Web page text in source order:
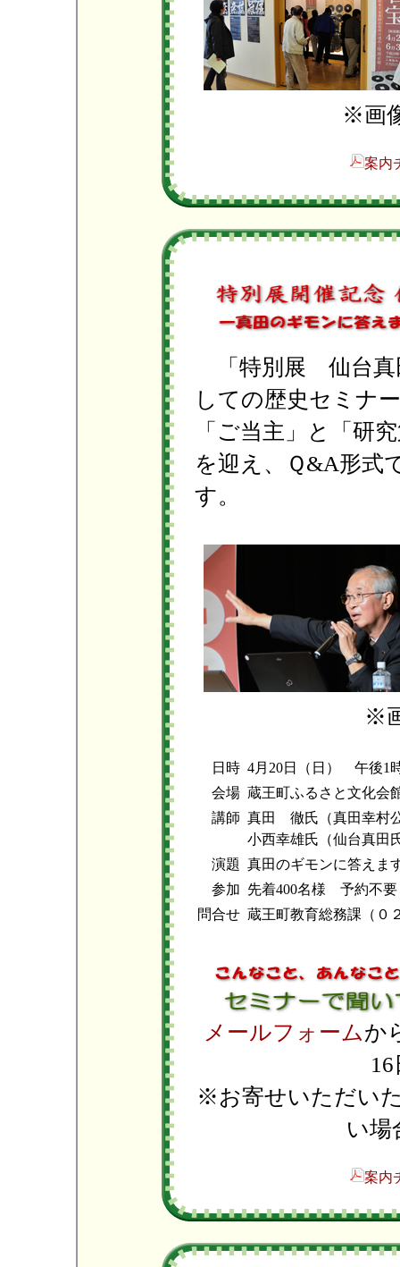
※画
案内
「特別展 仙台真
しての歴史セミナ
「ご当主」と「研
を迎え、Ｑ&A形式
す。
※
日時 4月20日（日） 午後1
会場 蔵王町ふるさと文化会
講師 真田 徹氏（真田幸村
小西幸雄氏（仙台真田
演題 真田のギモンに答えま
参加 先着400名様 予約不
問合せ 蔵王町教育総務課（０
メールフォームか
※お寄せいただい
い場
案内